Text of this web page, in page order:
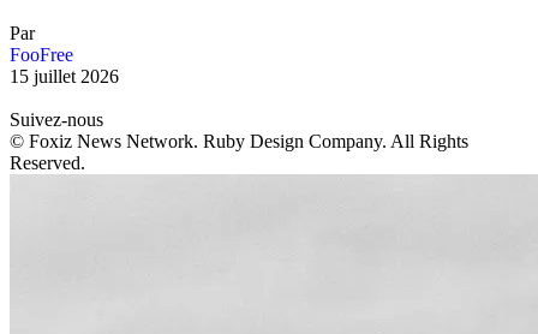
Par
FooFree
15 juillet 2026
Suivez-nous
© Foxiz News Network. Ruby Design Company. All Rights
Reserved.